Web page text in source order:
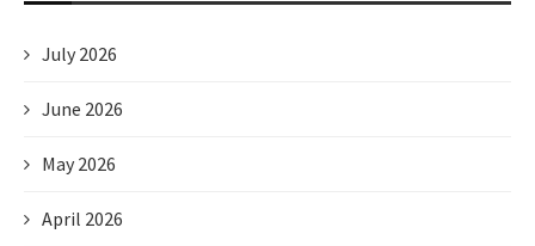
July 2026
June 2026
May 2026
April 2026